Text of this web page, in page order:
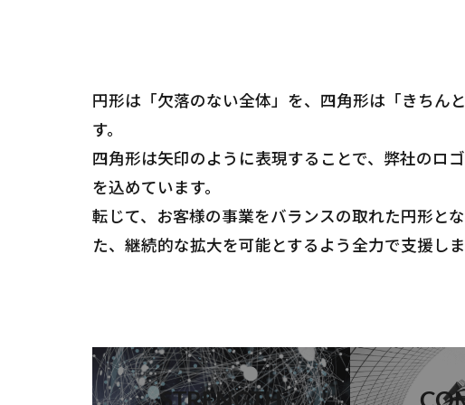
円形は「欠落のない全体」を、四角形は「きちん
す。
四角形は矢印のように表現することで、弊社のロ
を込めています。
転じて、お客様の事業をバランスの取れた円形と
た、継続的な拡大を可能とするよう全力で支援しま